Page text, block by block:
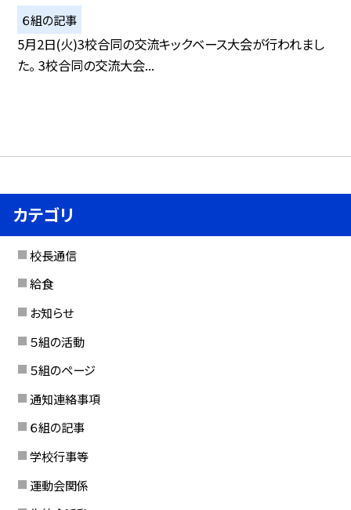
６組の記事
5月2日(火)3校合同の交流キックベース大会が行われまし
た。 3校合同の交流大会...
カテゴリ
校長通信
給食
お知らせ
５組の活動
５組のページ
通知連絡事項
６組の記事
学校行事等
運動会関係